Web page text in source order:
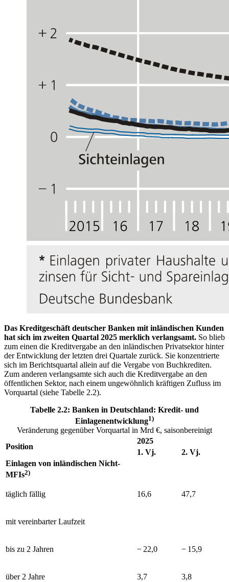
Das Kreditgeschäft deutscher Banken mit inländischen Kunden
hat sich im zweiten Quartal 2025 merklich verlangsamt. So blieb
zum einen die Kreditvergabe an den inländischen Privatsektor hinter
der Entwicklung der letzten drei Quartale zurück. Sie konzentrierte
sich im Berichtsquartal allein auf die Vergabe von Buchkrediten.
Zum anderen verlangsamte sich auch die Kreditvergabe an den
öffentlichen Sektor, nach einem ungewöhnlich kräftigen Zufluss im
Vorquartal (siehe Tabelle 2.2).
Tabelle 2.2: Banken in Deutschland: Kredit- und
Einlagenentwicklung1)
Veränderung gegenüber Vorquartal in Mrd €, saisonbereinigt
Position
2025
1. Vj.
2. Vj.
Einlagen von inländischen Nicht-
MFIs2)
täglich fällig 16,6 47,7
mit vereinbarter Laufzeit
bis zu 2 Jahren − 22,0 − 15,9
über 2 Jahre 3,7 3,8